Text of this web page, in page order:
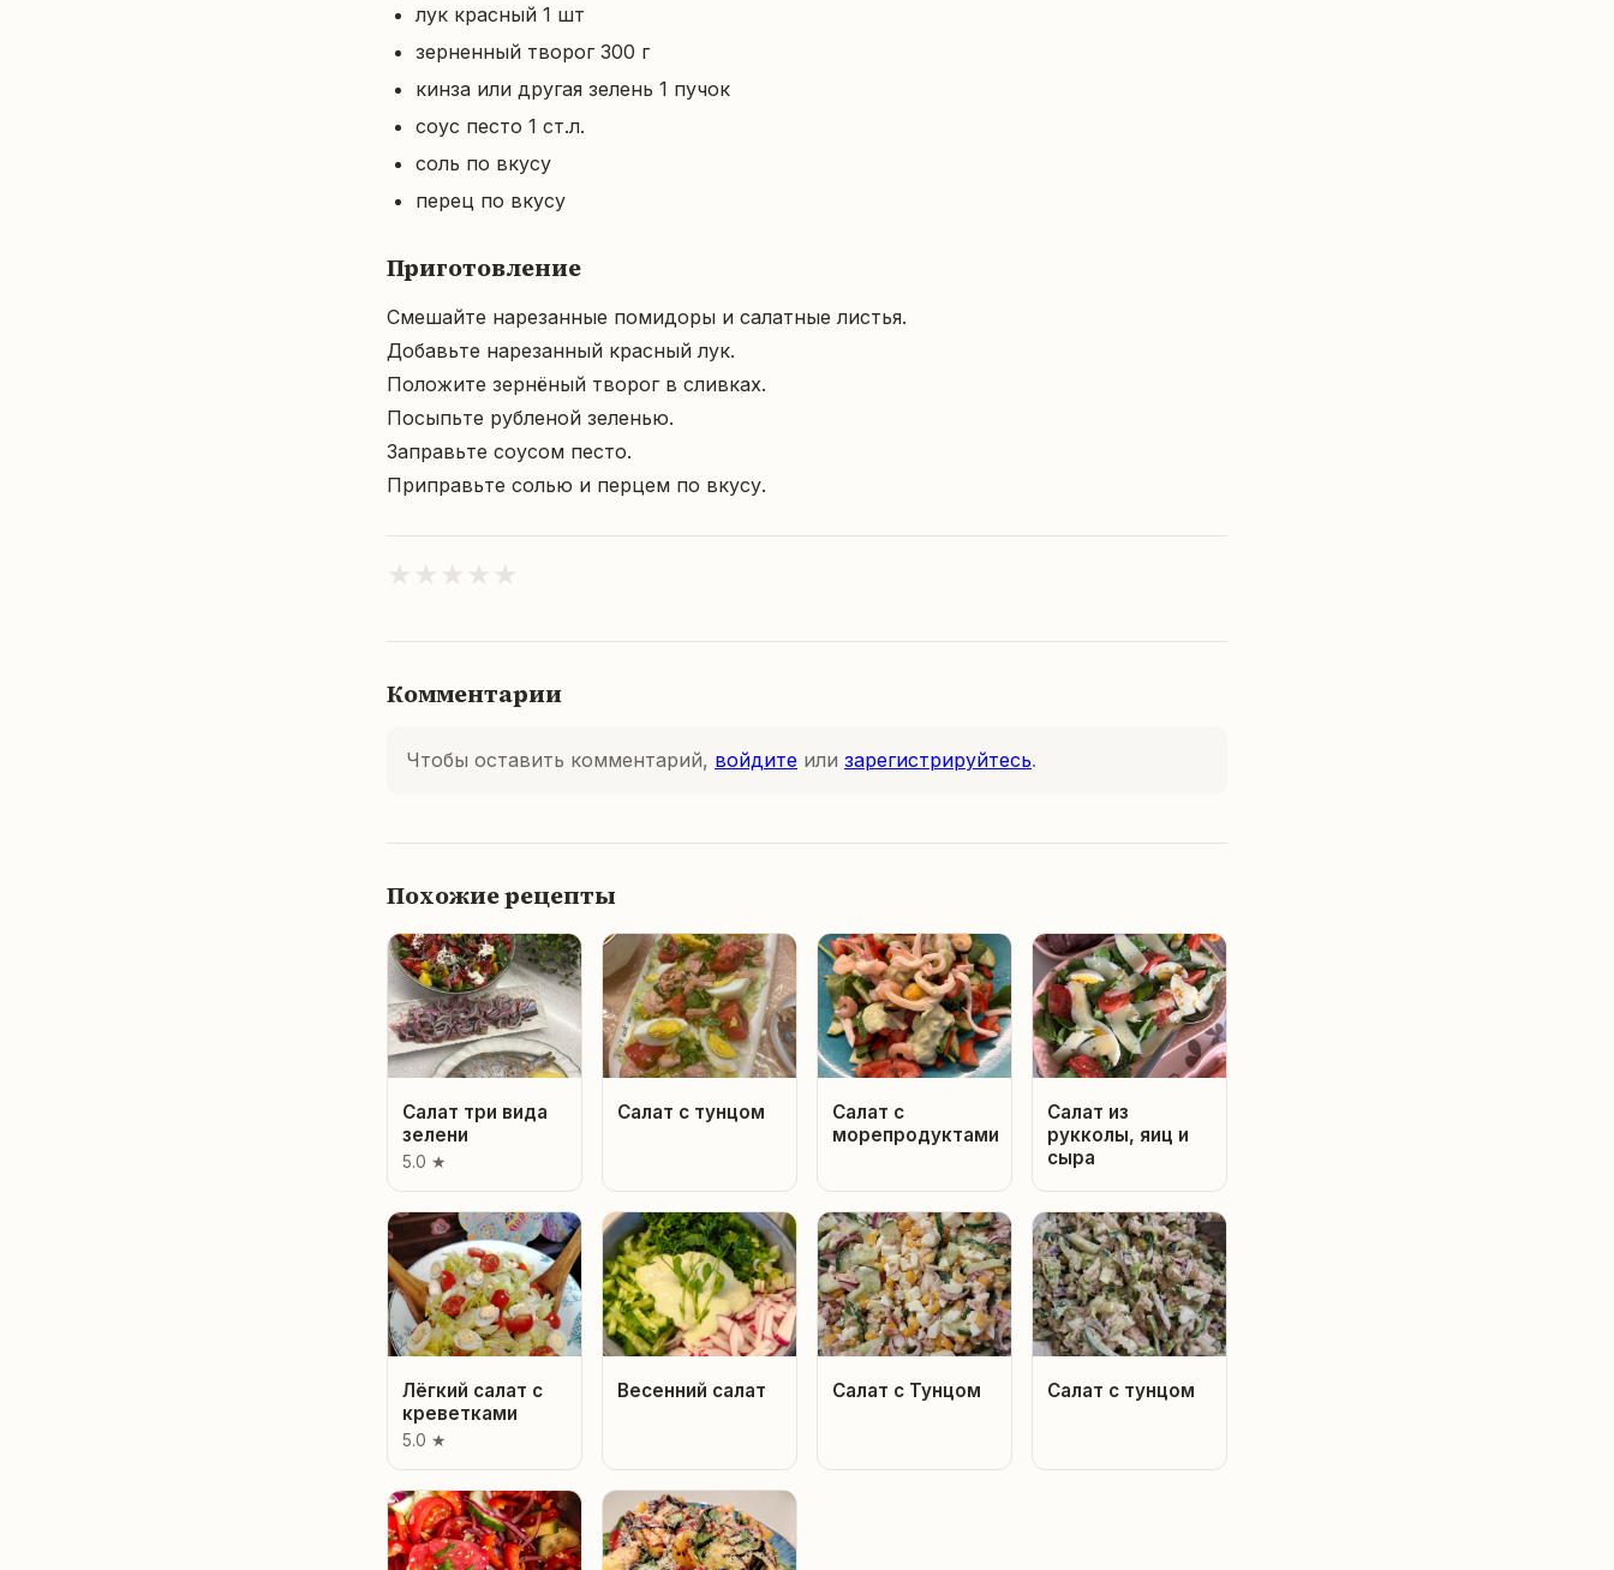
лук красный 1 шт
зерненный творог 300 г
кинза или другая зелень 1 пучок
соус песто 1 ст.л.
соль по вкусу
перец по вкусу
Приготовление
Смешайте нарезанные помидоры и салатные листья.
Добавьте нарезанный красный лук.
Положите зернёный творог в сливках.
Посыпьте рубленой зеленью.
Заправьте соусом песто.
Приправьте солью и перцем по вкусу.
★ ★ ★ ★ ★
Комментарии
Чтобы оставить комментарий, войдите или зарегистрируйтесь.
Похожие рецепты
Салат три вида
зелени
5.0 ★
Салат с тунцом
Салат с
морепродуктами
Салат из
рукколы, яиц и
сыра
Лёгкий салат с
креветками
5.0 ★
Весенний салат Салат с Тунцом Салат с тунцом